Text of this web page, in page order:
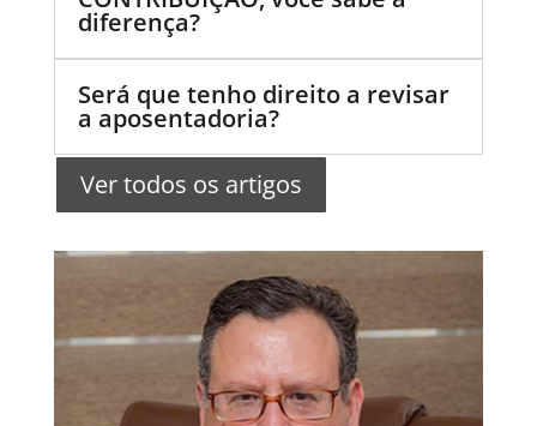
diferença?
Será que tenho direito a revisar
a aposentadoria?
Ver todos os artigos